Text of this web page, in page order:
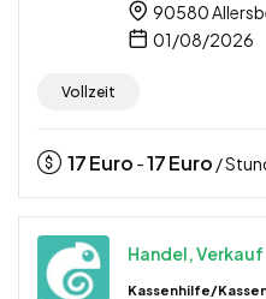
90580
01/08/2026
Vollzeit
17Euro -17Euro /
Handel, Verkauf
Kassenhilfe/